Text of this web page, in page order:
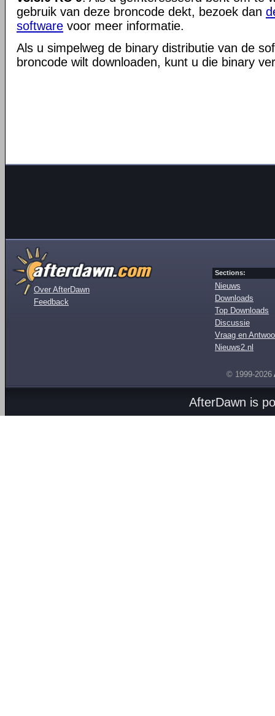
gebruik van deze broncode dekt, bezoek dan
software voor meer informatie.
Als u simpelweg de binary distributie van de
broncode wilt downloaden, kunt u die binary
Over AfterDawn
Feedback
Sections:
Nieuws
Downloads
Top Downloads
Discussie
Vraag en
Nieuws2.nl
© 1999-2026
AfterDawn is